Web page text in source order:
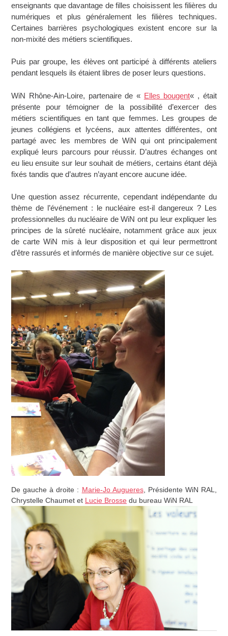
enseignants que davantage de filles choisissent les filières du
numériques et plus généralement les filières techniques.
Certaines barrières psychologiques existent encore sur la
non-mixité des métiers scientifiques.
Puis par groupe, les élèves ont participé à différents ateliers
pendant lesquels ils étaient libres de poser leurs questions.
WiN Rhône-Ain-Loire, partenaire de « Elles bougent« , était
présente pour témoigner de la possibilité d’exercer des
métiers scientifiques en tant que femmes. Les groupes de
jeunes collégiens et lycéens, aux attentes différentes, ont
partagé avec les membres de WiN qui ont principalement
expliqué leurs parcours pour réussir. D’autres échanges ont
eu lieu ensuite sur leur souhait de métiers, certains étant déjà
fixés tandis que d’autres n’ayant encore aucune idée.
Une question assez récurrente, cependant indépendante du
thème de l’événement : le nucléaire est-il dangereux ? Les
professionnelles du nucléaire de WiN ont pu leur expliquer les
principes de la sûreté nucléaire, notamment grâce aux jeux
de carte WiN mis à leur disposition et qui leur permettront
d’être rassurés et informés de manière objective sur ce sujet.
De gauche à droite : Marie-Jo Augueres, Présidente WiN RAL,
Chrystelle Chaumet et Lucie Brosse du bureau WiN RAL